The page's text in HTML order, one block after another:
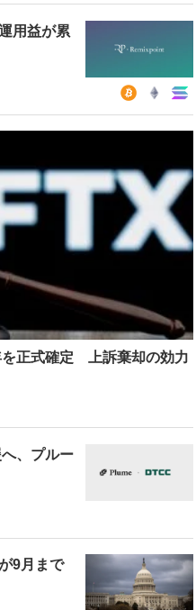
用益が累
正式確定 上訴棄却の効力
、プルー
9月まで